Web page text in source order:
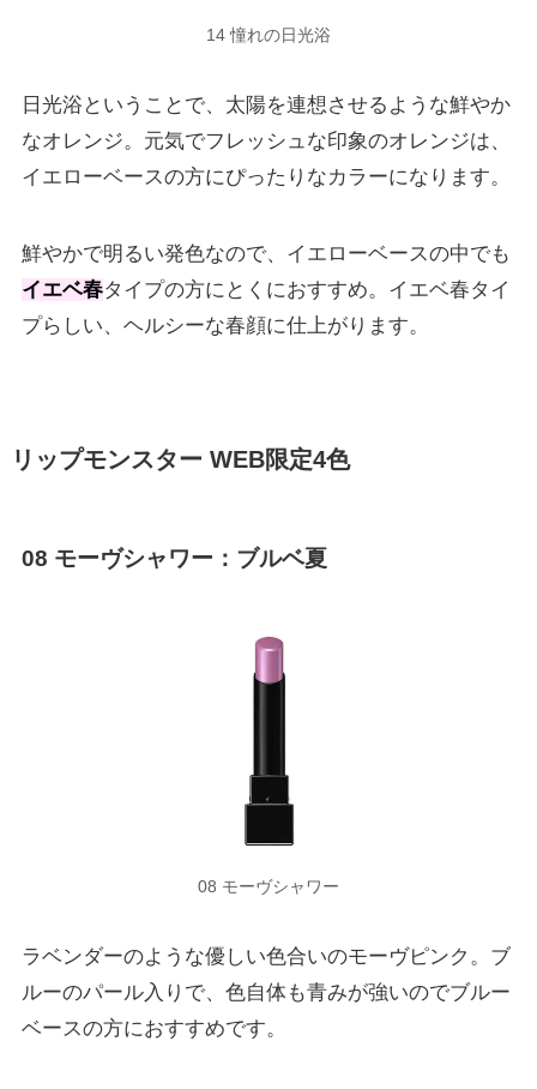
14 憧れの日光浴
日光浴ということで、太陽を連想させるような鮮やか
なオレンジ。元気でフレッシュな印象のオレンジは、
イエローベースの方にぴったりなカラーになります。
鮮やかで明るい発色なので、イエローベースの中でも
イエベ春タイプの方にとくにおすすめ。イエベ春タイ
プらしい、ヘルシーな春顔に仕上がります。
リップモンスター WEB限定4色
08 モーヴシャワー ：ブルベ夏
08 モーヴシャワー
ラベンダーのような優しい色合いのモーヴピンク。ブ
ルーのパール入りで、色自体も青みが強いのでブルー
ベースの方におすすめです。